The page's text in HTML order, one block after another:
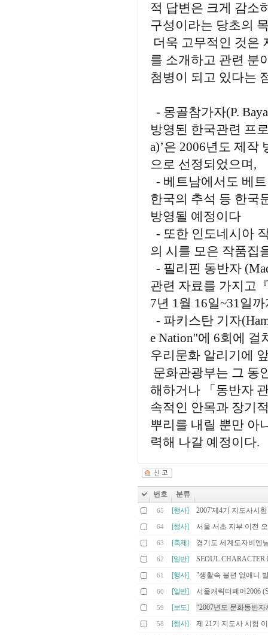
적 답변은 크게 감소
구성이라는 당초의
더욱 고무적인 것은
를 소개하고 관련 분
첨병이 되고 있다는
- 몽골참가자(P.
방영된 한국관련 프
a)’은 2006년도 제작
으로 선정되었으며,
- 베트남에서도 베
한국의 추석 등 한국
방영될 예정이다
- 또한 인도네시아
의 시를 모은 작품집
- 필리핀 동반자
관련 자료를 가지고
7년 1월 16일~31일
- 파키스탄 기자
e Nation''에 6회에 걸
우리문화 알리기에
문화관광부는 그 동
해하거나 「동반자
속적인 안목과 장기
뿌리를 내릴 뿐만 아
력해 나갈 예정이다.
번호 분류
65 [행사] 2007'제4기 지도사시
64 [행사] 서울 서초 지부 이전
63 [축제] 경기도 세계도자비엔
62 [일반] SEOUL CHARACTER
61 [행사] "생활속 불편 없애니
60 [일반] 서울캐릭터페어2006
59 [보도] “2007년도 문화동반
58 [행사] 제 21기 지도사 시험